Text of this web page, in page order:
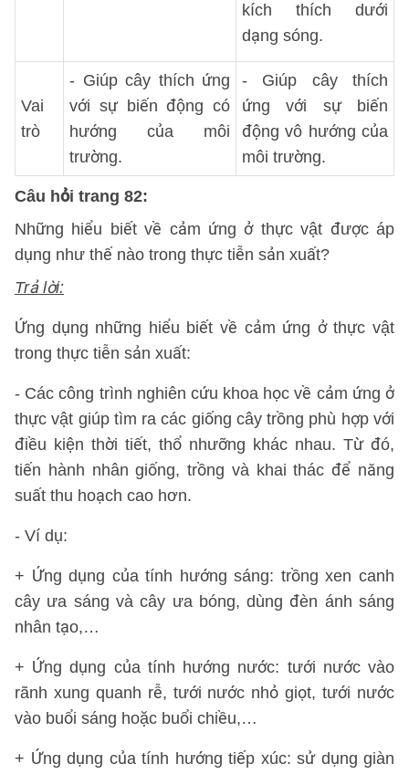
kích thích dưới
dạng sóng.
Vai
trò
- Giúp cây thích ứng
với sự biến động có
hướng của môi
trường.
- Giúp cây thích
ứng với sự biến
động vô hướng của
môi trường.
Câu hỏi trang 82:
Những hiểu biết về cảm ứng ở thực vật được áp
dụng như thế nào trong thực tiễn sản xuất?
Trả lời:
Ứng dụng những hiểu biết về cảm ứng ở thực vật
trong thực tiễn sản xuất:
- Các công trình nghiên cứu khoa học về cảm ứng ở
thực vật giúp tìm ra các giống cây trồng phù hợp với
điều kiện thời tiết, thổ nhưỡng khác nhau. Từ đó,
tiến hành nhân giống, trồng và khai thác để năng
suất thu hoạch cao hơn.
- Ví dụ:
+ Ứng dụng của tính hướng sáng: trồng xen canh
cây ưa sáng và cây ưa bóng, dùng đèn ánh sáng
nhân tạo,…
+ Ứng dụng của tính hướng nước: tưới nước vào
rãnh xung quanh rễ, tưới nước nhỏ giọt, tưới nước
vào buổi sáng hoặc buổi chiều,…
+ Ứng dụng của tính hướng tiếp xúc: sử dụng giàn